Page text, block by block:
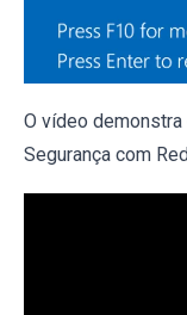
O vídeo
Segurança com